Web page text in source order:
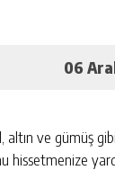
06
altın ve gümüş